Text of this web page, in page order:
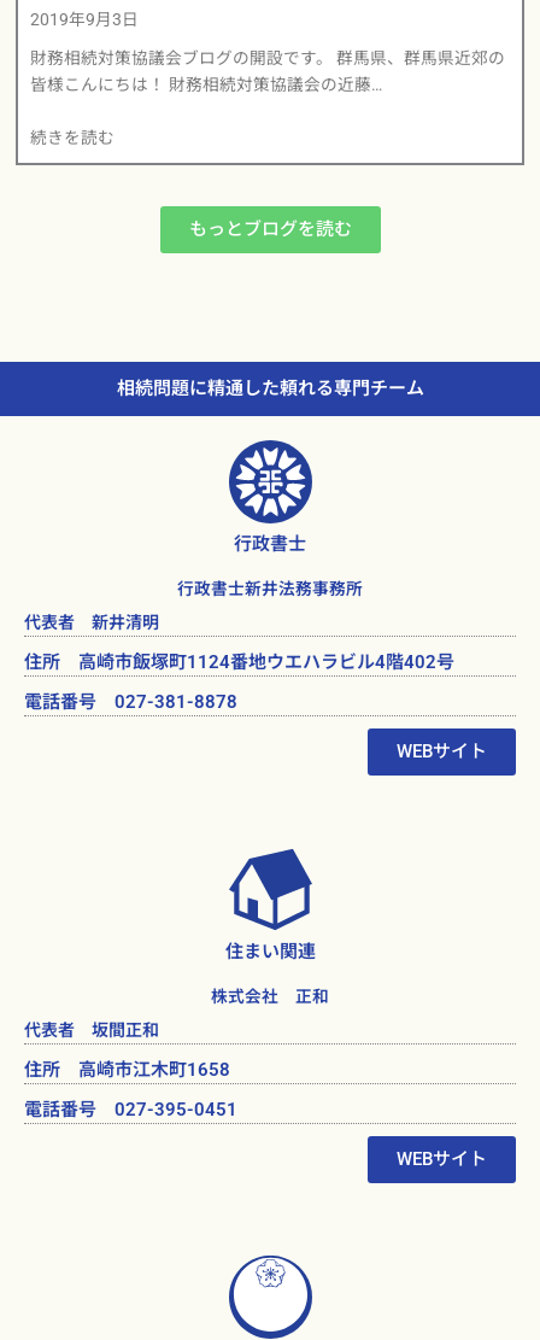
2019年9月3日
財務相続対策協議会ブログの開設です。 群馬県、群馬県近郊の
皆様こんにちは！ 財務相続対策協議会の近藤…
続きを読む
もっとブログを読む
相続問題に精通した頼れる専門チーム
行政書士
行政書士新井法務事務所
代表者 新井清明
住所 高崎市飯塚町1124番地ウエハラビル4階402号
電話番号 027-381-8878
WEBサイト
住まい関連
株式会社 正和
代表者 坂間正和
住所 高崎市江木町1658
電話番号 027-395-0451
WEBサイト